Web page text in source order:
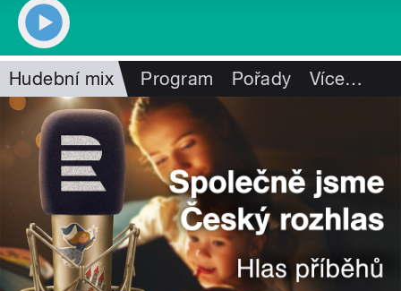
Hudební mix Program Pořady Více…